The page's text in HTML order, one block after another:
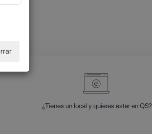
¿Tienes un local y quieres estar en QS?